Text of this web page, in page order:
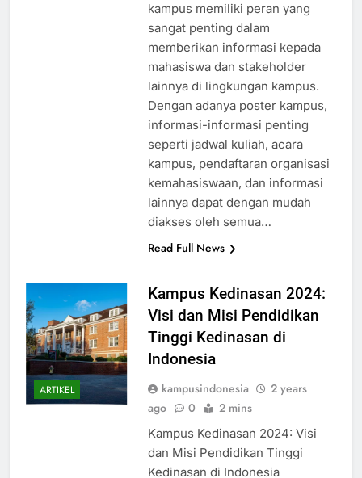
lingkungan kampus. Poster
kampus memiliki peran yang
sangat penting dalam
memberikan informasi kepada
mahasiswa dan stakeholder
lainnya di lingkungan kampus.
Dengan adanya poster kampus,
informasi-informasi penting
seperti jadwal kuliah, acara
kampus, pendaftaran organisasi
kemahasiswaan, dan informasi
lainnya dapat dengan mudah
ARTIKEL
Kampus Kedinasan 2024:
Visi dan Misi Pendidikan
Tinggi Kedinasan di
kampusindonesia
Kampus Kedinasan 2024: Visi
dan Misi Pendidikan Tinggi